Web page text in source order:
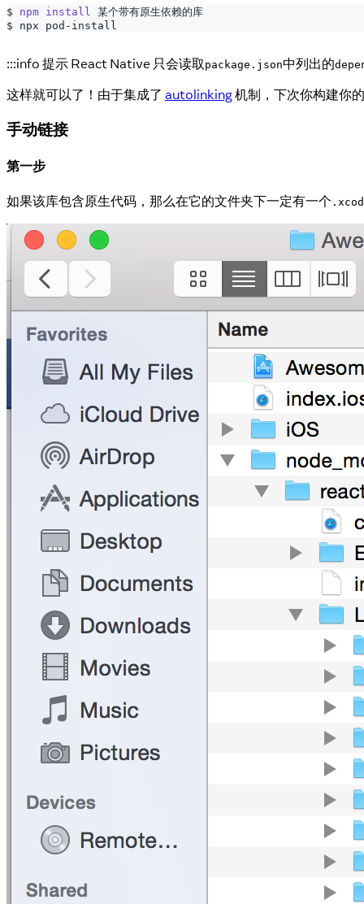
$ npm install
某个带有原生依赖的库
$ npx pod-install
:::info 提示 React Native 只会读取 package.json中列出的
这样就可以了！由于集成了 autolinking机制，下次你构建你
手动链接
第一步
如果该库包含原生代码，那么在它的文件夹下一定有一个